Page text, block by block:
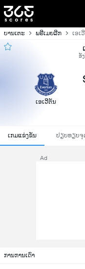
ບານເຕະ ພຣີເມຍລີກ ເອເ
ອັ
ເອເວີຕັນ
ເກມແຂ່ງຂັນ ປຽບທຽບຈຸ
Ad
ການການເດົາ